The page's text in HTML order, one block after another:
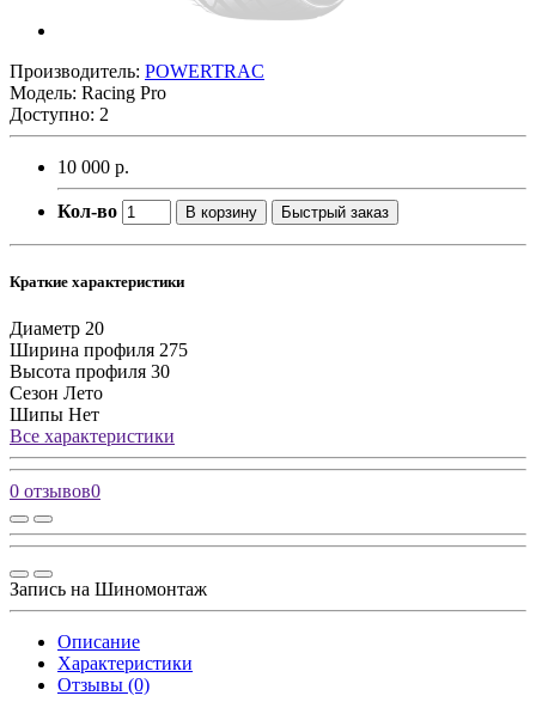
Производитель: POWERTRAC
Модель: Racing Pro
Доступно: 2
10 000 р.
Кол-во В корзину Быстрый заказ
Краткие характеристики
Диаметр 20
Ширина профиля 275
Высота профиля 30
Сезон Лето
Шипы Нет
Все характеристики
0 отзывов0
Запись на Шиномонтаж
Описание
Характеристики
Отзывы (0)